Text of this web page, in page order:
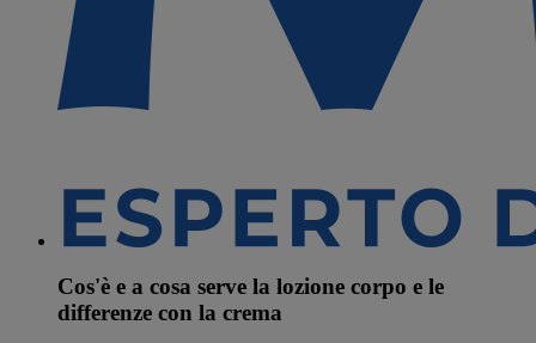
Cos'è e a cosa serve la lozione corpo e le
differenze con la crema